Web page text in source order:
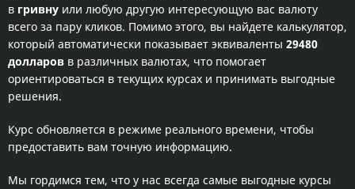
в гривну или любую другую интересующую вас валюту
всего за пару кликов. Помимо этого, вы найдете калькулятор,
который автоматически показывает эквиваленты 29480
долларов в различных валютах, что помогает
ориентироваться в текущих курсах и принимать выгодные
решения.
Курс обновляется в режиме реального времени, чтобы
предоставить вам точную информацию.
Мы гордимся тем, что у нас всегда самые выгодные курсы